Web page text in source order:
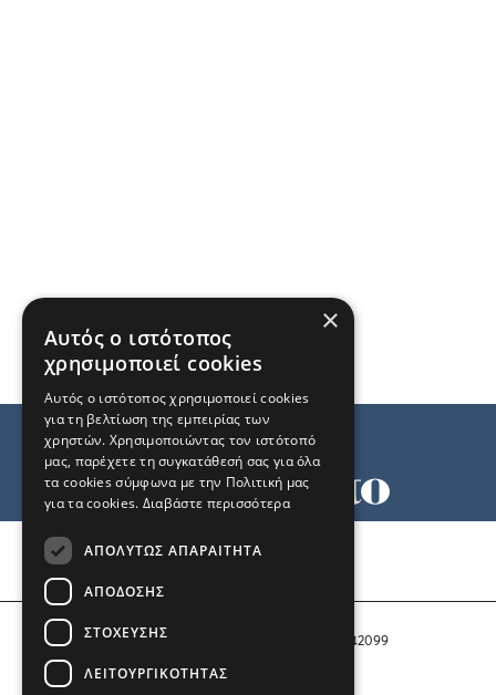
Αριθμός Πιστοποίησης Μ.Η.Τ. 242099
×
Αυτός ο ιστότοπος
χρησιμοποιεί cookies
Αυτός ο ιστότοπος χρησιμοποιεί cookies
για τη βελτίωση της εμπειρίας των
χρηστών. Χρησιμοποιώντας τον ιστότοπό
μας, παρέχετε τη συγκατάθεσή σας για όλα
τα cookies σύμφωνα με την Πολιτική μας
για τα cookies. Διαβάστε περισσότερα
ΑΠΟΛΎΤΩΣ ΑΠΑΡΑΊΤΗΤΑ
ΑΠΌΔΟΣΗΣ
ΣΤΌΧΕΥΣΗΣ
ΛΕΙΤΟΥΡΓΙΚΌΤΗΤΑΣ